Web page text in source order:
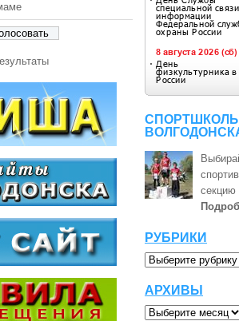
СПОРТШКОЛЫ
секцию
РУБРИКИ
АРХИВЫ